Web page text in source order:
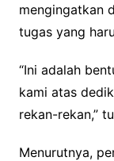
mengingatkan
tugas yang
“Ini adalah
kami atas
rekan-rekan,”
Menurutnya,